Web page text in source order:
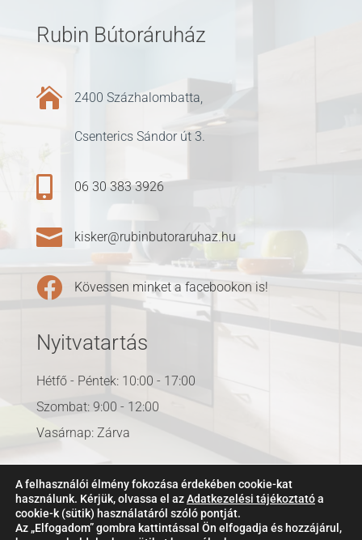
Rubin Bútoráruház
 2400 Százhalombatta,
Csenterics Sándor út 3.
 06 30 383 3926
 kisker@rubinbutoraruhaz.hu
 Kövessen minket a facebookon is!
Nyitvatartás
Hétfő - Péntek: 10:00 - 17:00
Szombat: 9:00 - 12:00
Vasárnap: Zárva
A felhasználói élmény fokozása érdekében cookie-kat
használunk. Kérjük, olvassa el azAdatkezelési tájékoztatóa
cookie-k (sütik) használatáról szóló pontját.
Az „Elfogadom” gombra kattintással Ön elfogadja és hozzájárul,